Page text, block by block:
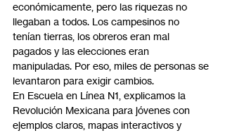
económicamente, pero las riquezas no
llegaban a todos. Los campesinos no
tenían tierras, los obreros eran mal
pagados y las elecciones eran
manipuladas. Por eso, miles de personas se
levantaron para exigir cambios.
En Escuela en Línea N1, explicamos la
Revolución Mexicana para jóvenes con
ejemplos claros, mapas interactivos y